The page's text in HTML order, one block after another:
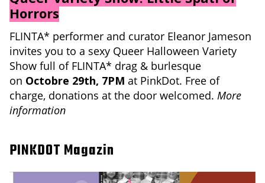
Horrors
FLINTA* performer and curator Eleanor Jameson
invites you to a sexy Queer Halloween Variety
Show full of FLINTA* drag & burlesque
on Octobre 29th, 7PM at PinkDot. Free of
charge, donations at the door welcomed. More
information
PINKDOT Magazin